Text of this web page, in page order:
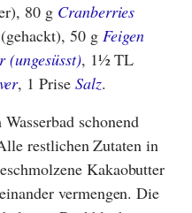
80 g Cranberries
(gehackt), 50 g Feigen
(ungesüsst), 1½ TL
, 1 Prise Salz.
schonend
restlichen Zutaten in
Kakaobutter
vermengen. Die